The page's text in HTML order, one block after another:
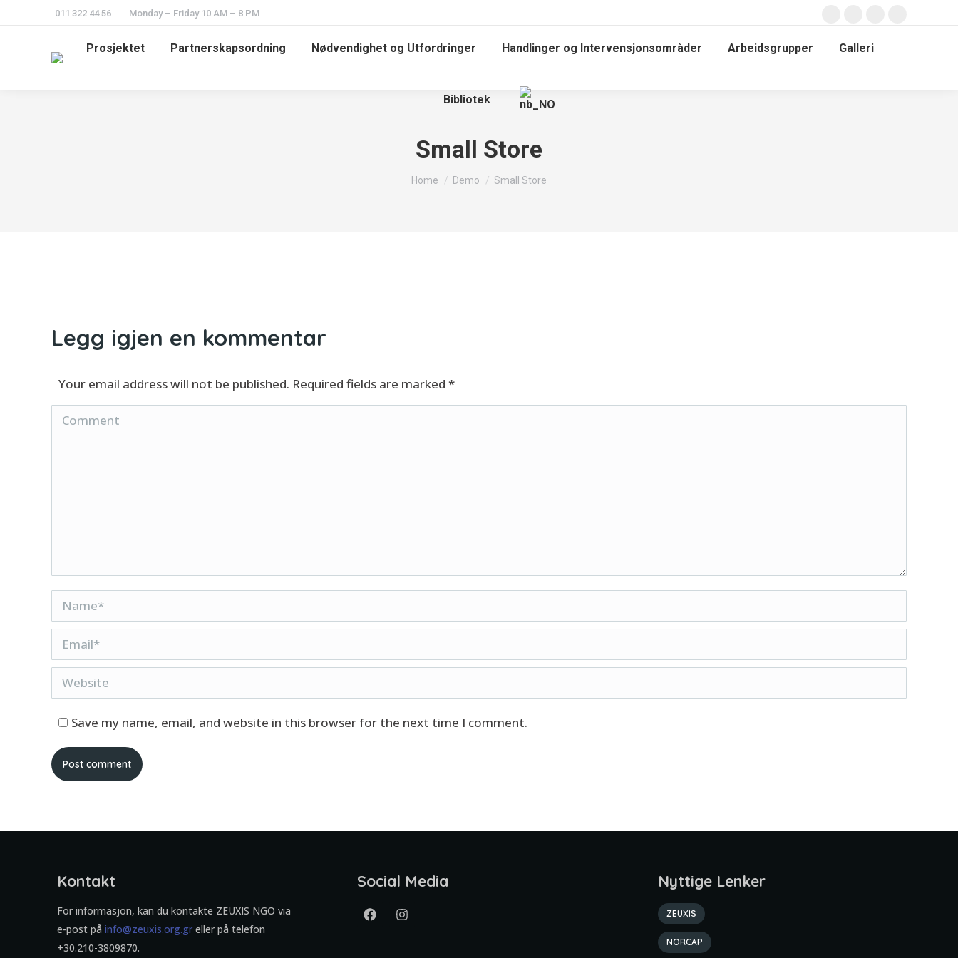
011 322 44 56 Monday – Friday 10 AM – 8 PM
Prosjektet Partnerskapsordning Nødvendighet og Utfordringer Handlinger og Intervensjonsområder Arbeidsgrupper Galleri
Bibliotek
Small Store
You are here:
Home Demo Small Store
Legg igjen en kommentar
Your email address will not be published. Required fields are marked *
Comment
Name *
Email *
Website
Save my name, email, and website in this browser for the next time I comment.
Post comment
Kontakt
For informasjon, kan du kontakte ZEUXIS NGO via
e-post på info@zeuxis.org.gr eller på telefon
+30.210-3809870.
Social Media Nyttige Lenker
ZEUXIS
NORCAP